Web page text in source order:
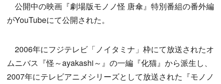
公開中の映画『劇場版モノノ怪 唐傘』特別番組の番外編
がYouTubeにて公開された。
2006年にフジテレビ「ノイタミナ」枠にて放送されたオ
ムニバス『怪～ayakashi～』の一編『化猫』から派生し、
2007年にテレビアニメシリーズとして放送された『モノノ